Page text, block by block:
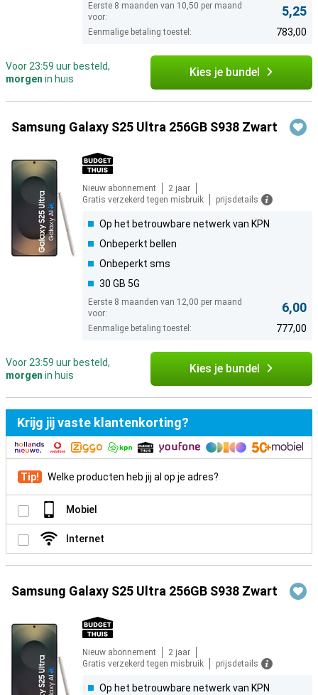
Eerste 8 maanden van 10,50 per maand
voor:
5,25
Eenmalige betaling toestel: 783,00
Voor 23:59 uur besteld,
morgen in huis Kies je bundel
Samsung Galaxy S25 Ultra 256GB S938 Zwart
Nieuw abonnement
2 jaar
Gratis verzekerd tegen misbruik
prijsdetails
Op het betrouwbare netwerk van KPN
Onbeperkt bellen
Onbeperkt sms
30 GB 5G
Eerste 8 maanden van 12,00 per maand
voor:
6,00
Eenmalige betaling toestel: 777,00
Voor 23:59 uur besteld,
morgen in huis Kies je bundel
Krijg jij vaste klantenkorting?
Tip! Welke producten heb jij al op je adres?
Mobiel
Internet
Samsung Galaxy S25 Ultra 256GB S938 Zwart
Nieuw abonnement
2 jaar
Gratis verzekerd tegen misbruik
prijsdetails
Op het betrouwbare netwerk van KPN